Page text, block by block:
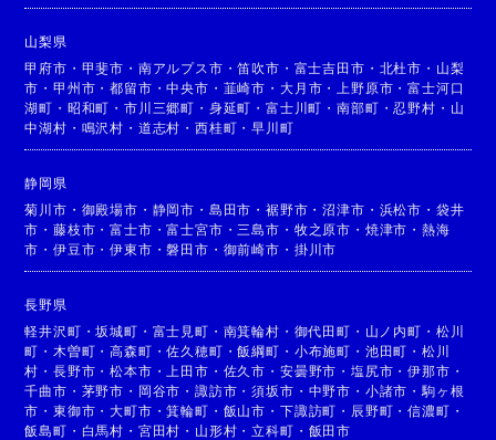
山梨県
甲府市 ・ 甲斐市 ・ 南アルプス市 ・笛吹市 ・ 富士吉田市 ・ 北杜市 ・ 山梨
市 ・甲州市 ・都留市 ・中央市 ・ 韮崎市 ・ 大月市 ・ 上野原市 ・富士河口
湖町 ・ 昭和町 ・市川三郷町 ・ 身延町 ・富士川町 ・南部町 ・忍野村 ・ 山
中湖村 ・ 鳴沢村 ・ 道志村 ・西桂町 ・早川町
静岡県
菊川市 ・ 御殿場市 ・ 静岡市 ・ 島田市 ・裾野市 ・沼津市 ・ 浜松市 ・ 袋井
市 ・藤枝市 ・富士市 ・富士宮市 ・ 三島市 ・ 牧之原市 ・ 焼津市 ・ 熱海
市 ・伊豆市 ・伊東市 ・磐田市 ・ 御前崎市 ・ 掛川市
長野県
軽井沢町 ・坂城町 ・ 富士見町 ・ 南箕輪村 ・ 御代田町 ・ 山ノ内町 ・ 松川
町 ・ 木曽町 ・高森町 ・佐久穂町 ・飯綱町 ・ 小布施町 ・ 池田町 ・ 松川
村 ・長野市 ・松本市 ・ 上田市 ・ 佐久市 ・ 安曇野市 ・ 塩尻市 ・伊那市 ・
千曲市 ・ 茅野市 ・ 岡谷市 ・諏訪市 ・須坂市 ・ 中野市 ・ 小諸市 ・ 駒ヶ根
市 ・東御市 ・大町市 ・箕輪町 ・ 飯山市 ・ 下諏訪町 ・ 辰野町 ・信濃町 ・
飯島町 ・ 白馬村 ・ 宮田村 ・ 山形村 ・立科町 ・ 飯田市